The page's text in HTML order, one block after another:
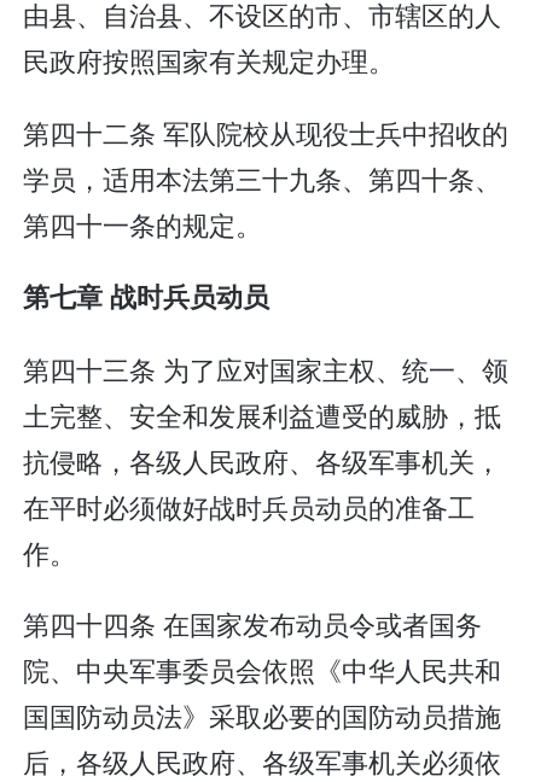
由县、自治县、不设区的市、市辖区的人
民政府按照国家有关规定办理。
第四十二条 军队院校从现役士兵中招收的
学员，适用本法第三十九条、第四十条、
第四十一条的规定。
第七章 战时兵员动员
第四十三条 为了应对国家主权、统一、领
土完整、安全和发展利益遭受的威胁，抵
抗侵略，各级人民政府、各级军事机关，
在平时必须做好战时兵员动员的准备工
作。
第四十四条 在国家发布动员令或者国务
院、中央军事委员会依照《中华人民共和
国国防动员法》采取必要的国防动员措施
后，各级人民政府、各级军事机关必须依